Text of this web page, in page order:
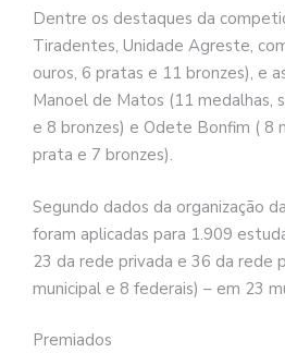
Dentre os destaques da
Tiradentes, Unidade Agreste,
ouros, 6 pratas e 11 bronzes), e
Manoel de Matos (11 medalhas,
e 8 bronzes) e Odete Bonfim ( 8
prata e 7 bronzes).
Segundo dados da organização
foram aplicadas para 1.909
23 da rede privada e 36 da rede
municipal e 8 federais) – em 23
Premiados